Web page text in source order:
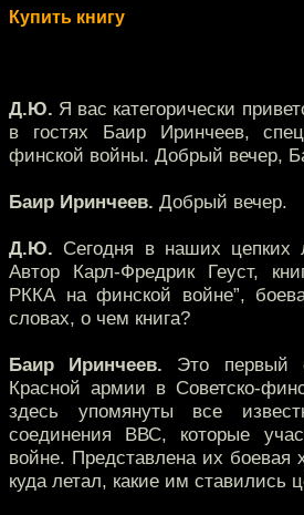
Купить книгу
Д.Ю. Я вас категорически
в гостях Баир Иринчеев,
финской войны. Добрый вечер,
Баир Иринчеев. Добрый вечер.
Д.Ю. Сегодня в наших цепких
Автор Карл-Фредрик Геуст,
РККА на финской войне”,
словах, о чем книга?
Баир Иринчеев. Это первый
Красной армии в Советско-
здесь упомянуты все
соединения ВВС, которые
войне. Представлена их боевая
куда летал, какие им ставились